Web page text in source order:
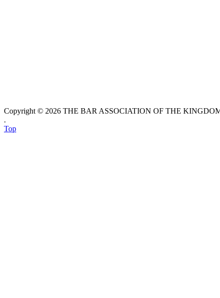
Copyright © 2026 THE BAR ASSOCIATION OF THE
.
Top